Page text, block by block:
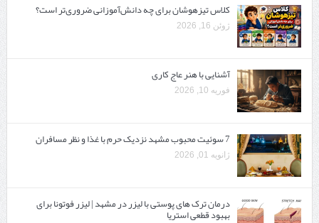
کلاس تیزهوشان برای چه دانش‌آموزانی ضروری‌تر است؟
ژوئن 16, 2026
آشنایی با هنر عاج کاری
فوریه 10, 2026
7 سوئیت محبوب مشهد نزدیک حرم با غذا و نظر مسافران
ژانویه 01, 2026
درمان ترک های پوستی با لیزر در مشهد | لیزر فوتونا برای
بهبود قطعی استریا